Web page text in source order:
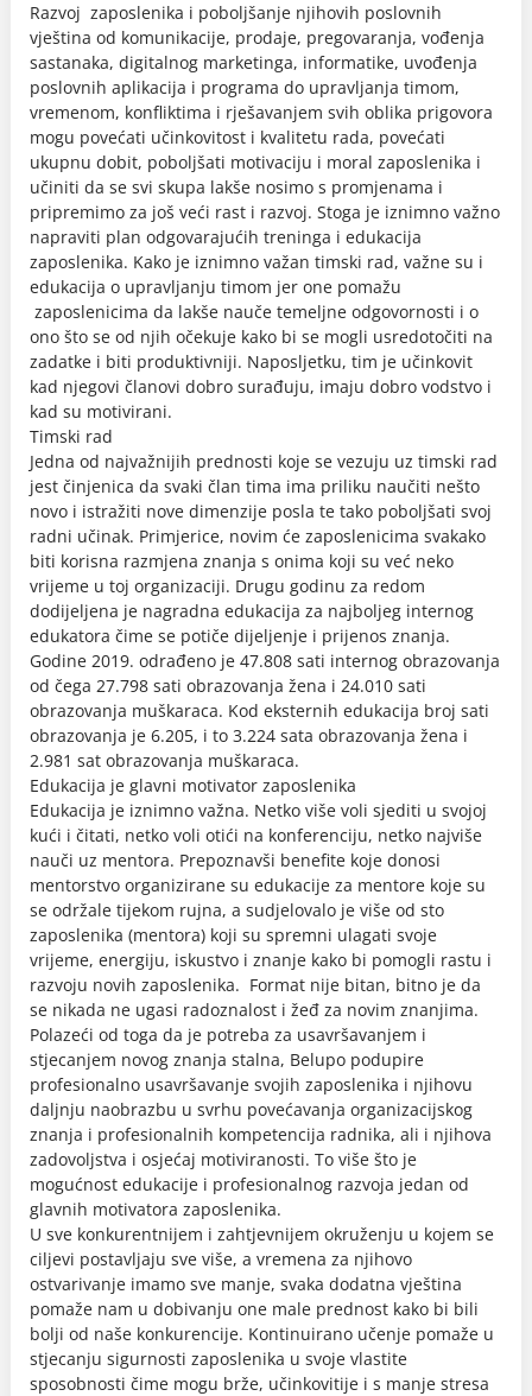
Razvoj zaposlenika i poboljšanje njihovih poslovnih
vještina od komunikacije, prodaje, pregovaranja, vođenja
sastanaka, digitalnog marketinga, informatike, uvođenja
poslovnih aplikacija i programa do upravljanja timom,
vremenom, konfliktima i rješavanjem svih oblika prigovora
mogu povećati učinkovitost i kvalitetu rada, povećati
ukupnu dobit, poboljšati motivaciju i moral zaposlenika i
učiniti da se svi skupa lakše nosimo s promjenama i
pripremimo za još veći rast i razvoj. Stoga je iznimno važno
napraviti plan odgovarajućih treninga i edukacija
zaposlenika. Kako je iznimno važan timski rad, važne su i
edukacija o upravljanju timom jer one pomažu
zaposlenicima da lakše nauče temeljne odgovornosti i o
ono što se od njih očekuje kako bi se mogli usredotočiti na
zadatke i biti produktivniji. Naposljetku, tim je učinkovit
kad njegovi članovi dobro surađuju, imaju dobro vodstvo i
kad su motivirani.
Timski rad
Jedna od najvažnijih prednosti koje se vezuju uz timski rad
jest činjenica da svaki član tima ima priliku naučiti nešto
novo i istražiti nove dimenzije posla te tako poboljšati svoj
radni učinak. Primjerice, novim će zaposlenicima svakako
biti korisna razmjena znanja s onima koji su već neko
vrijeme u toj organizaciji. Drugu godinu za redom
dodijeljena je nagradna edukacija za najboljeg internog
edukatora čime se potiče dijeljenje i prijenos znanja.
Godine 2019. odrađeno je 47.808 sati internog obrazovanja
od čega 27.798 sati obrazovanja žena i 24.010 sati
obrazovanja muškaraca. Kod eksternih edukacija broj sati
obrazovanja je 6.205, i to 3.224 sata obrazovanja žena i
2.981 sat obrazovanja muškaraca.
Edukacija je glavni motivator zaposlenika
Edukacija je iznimno važna. Netko više voli sjediti u svojoj
kući i čitati, netko voli otići na konferenciju, netko najviše
nauči uz mentora. Prepoznavši benefite koje donosi
mentorstvo organizirane su edukacije za mentore koje su
se održale tijekom rujna, a sudjelovalo je više od sto
zaposlenika (mentora) koji su spremni ulagati svoje
vrijeme, energiju, iskustvo i znanje kako bi pomogli rastu i
razvoju novih zaposlenika. Format nije bitan, bitno je da
se nikada ne ugasi radoznalost i žeđ za novim znanjima.
Polazeći od toga da je potreba za usavršavanjem i
stjecanjem novog znanja stalna, Belupo podupire
profesionalno usavršavanje svojih zaposlenika i njihovu
daljnju naobrazbu u svrhu povećavanja organizacijskog
znanja i profesionalnih kompetencija radnika, ali i njihova
zadovoljstva i osjećaj motiviranosti. To više što je
mogućnost edukacije i profesionalnog razvoja jedan od
glavnih motivatora zaposlenika.
U sve konkurentnijem i zahtjevnijem okruženju u kojem se
ciljevi postavljaju sve više, a vremena za njihovo
ostvarivanje imamo sve manje, svaka dodatna vještina
pomaže nam u dobivanju one male prednost kako bi bili
bolji od naše konkurencije. Kontinuirano učenje pomaže u
stjecanju sigurnosti zaposlenika u svoje vlastite
sposobnosti čime mogu brže, učinkovitije i s manje stresa